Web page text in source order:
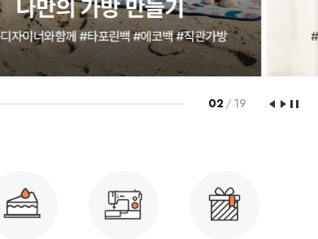
03/ 19